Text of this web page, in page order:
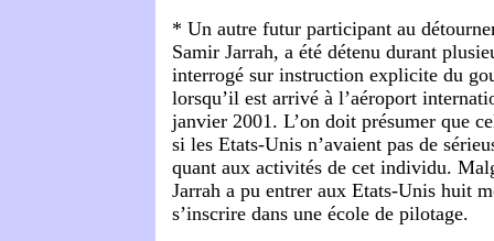
* Un autre futur participant au
Samir Jarrah, a été détenu durant
interrogé sur instruction explicite du
lorsqu’il est arrivé à l’aéroport
janvier 2001. L’on doit présumer que
si les Etats-Unis n’avaient pas de
quant aux activités de cet individu.
Jarrah a pu entrer aux Etats-Unis huit
s’inscrire dans une école de pilotage.